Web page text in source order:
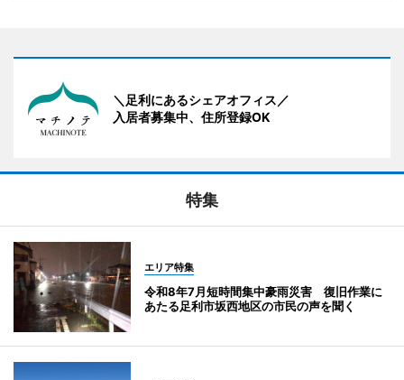
＼足利にあるシェアオフィス／
入居者募集中、住所登録OK
特集
エリア特集
令和8年7月短時間集中豪雨災害 復旧作業に
あたる足利市坂西地区の市民の声を聞く